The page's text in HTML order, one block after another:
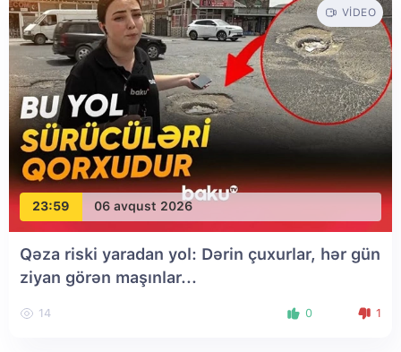
23:59 06 avqust 2026
VIDEO
Qəza riski yaradan yol: Dərin çuxurlar, hər gün
ziyan görən maşınlar...
14 0 1